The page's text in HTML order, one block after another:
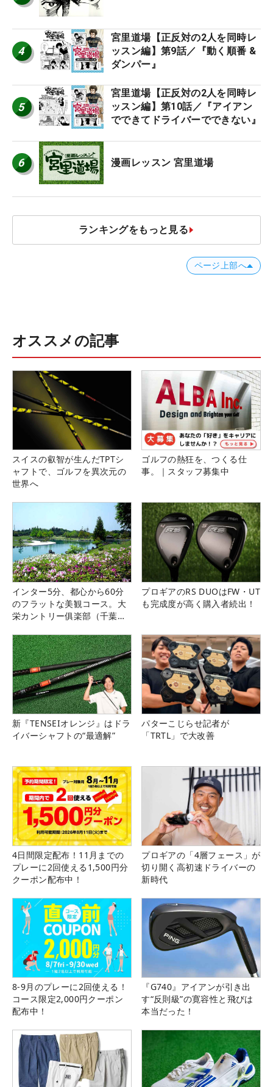
4
宮里道場【正反対の2人を同時レ
ッスン編】第9話／『動く順番 &
ダンパー』
5
宮里道場【正反対の2人を同時レ
ッスン編】第10話／『アイアン
でできてドライバーでできない』
6 漫画レッスン 宮里道場
ランキングをもっと見る
ページ上部へ
オススメの記事
スイスの叡智が生んだTPTシ
ャフトで、ゴルフを異次元の
世界へ
ゴルフの熱狂を、つくる仕
事。｜スタッフ募集中
インター5分、都心から60分
のフラットな美観コース。大
栄カントリー俱楽部（千葉
プロギアのRS DUOはFW・UT
も完成度が高く購入者続出！
新『TENSEIオレンジ』はドラ
イバーシャフトの“最適解”
パターこじらせ記者が
「TRTL」で大改善
4日間限定配布！11月までの
プレーに2回使える1,500円分
クーポン配布中！
プロギアの「4層フェース」が
切り開く高初速ドライバーの
新時代
8-9月のプレーに2回使える！
コース限定2,000円クーポン
配布中！
『G740』アイアンが引き出
す“反則級”の寛容性と飛びは
本当だった！